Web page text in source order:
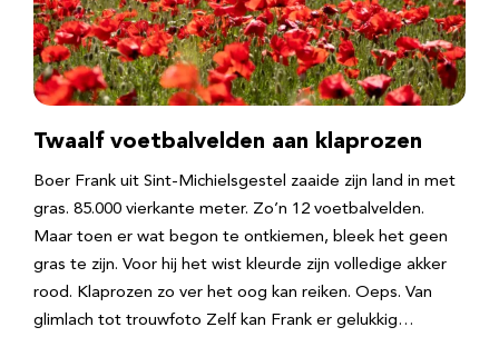
Twaalf voetbalvelden aan klaprozen
Boer Frank uit Sint-Michielsgestel zaaide zijn land in met
gras. 85.000 vierkante meter. Zo’n 12 voetbalvelden.
Maar toen er wat begon te ontkiemen, bleek het geen
gras te zijn. Voor hij het wist kleurde zijn volledige akker
rood. Klaprozen zo ver het oog kan reiken. Oeps. Van
glimlach tot trouwfoto Zelf kan Frank er gelukkig…